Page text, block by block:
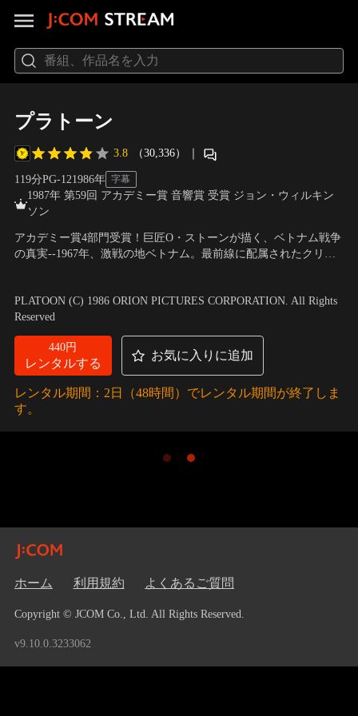
プラトーン
3.8 （30,336） ｜
119分PG-121986年 字幕
1987年 第59回 アカデミー賞 音響賞 受賞 ジョン・ウィルキン
ソン
アカデミー賞4部門受賞！巨匠O・ストーンが描く、ベトナム戦争
の真実--1967年、激戦の地ベトナム。最前線に配属されたクリス
PLATOON (C) 1986 ORION PICTURES CORPORATION. All Rights
Reserved
440円
レンタルする
お気に入りに追加
レンタル期間：2日（48時間）でレンタル期間が終了しま
す。
ホーム 利用規約 よくあるご質問
Copyright © JCOM Co., Ltd. All Rights Reserved.
v9.10.0.3233062